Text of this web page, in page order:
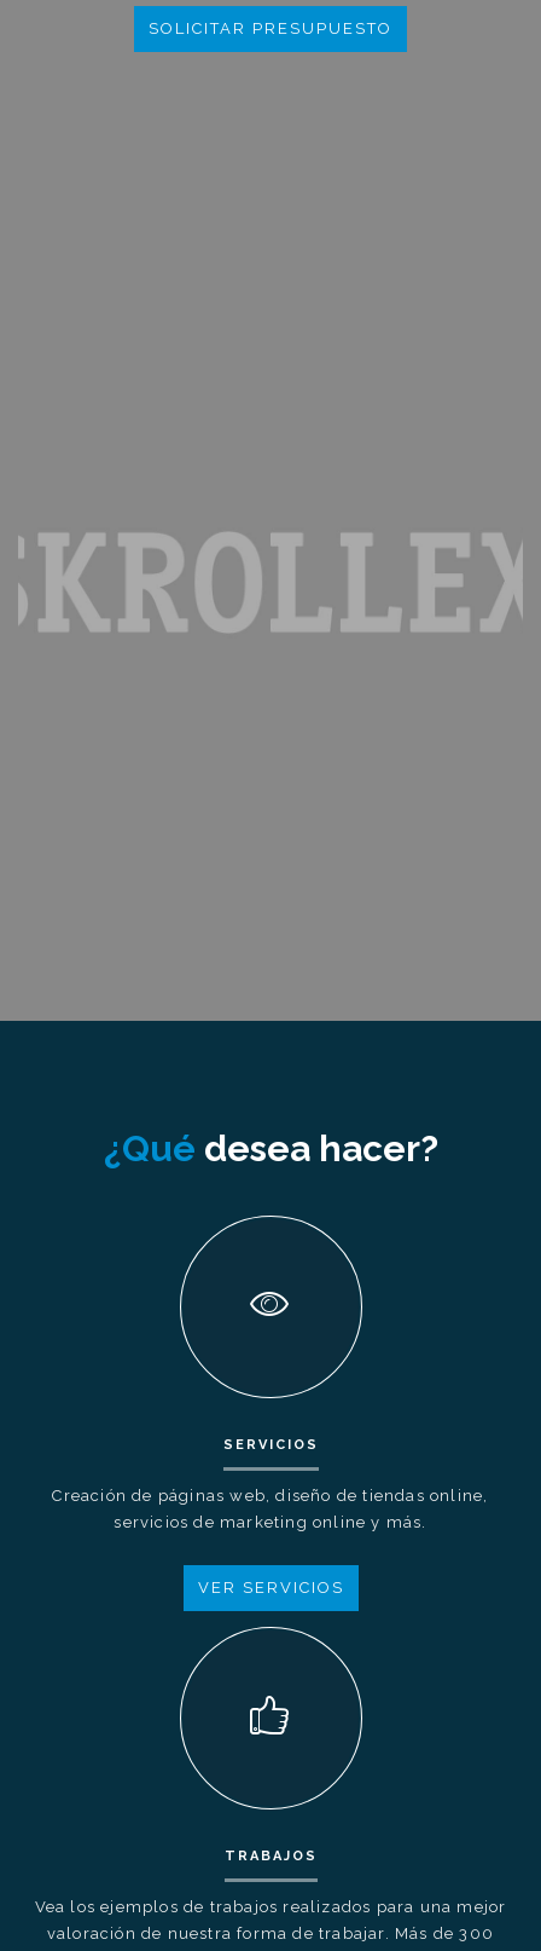
SOLICITAR PRESUPUESTO
¿Qué desea hacer?
SERVICIOS
Creación de páginas web, diseño de tiendas online,
servicios de marketing online y más.
VER SERVICIOS
TRABAJOS
Vea los ejemplos de trabajos realizados para una mejor
valoración de nuestra forma de trabajar. Más de 300